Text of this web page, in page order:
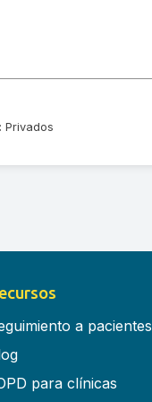
Privados
a pacientes
para clínicas